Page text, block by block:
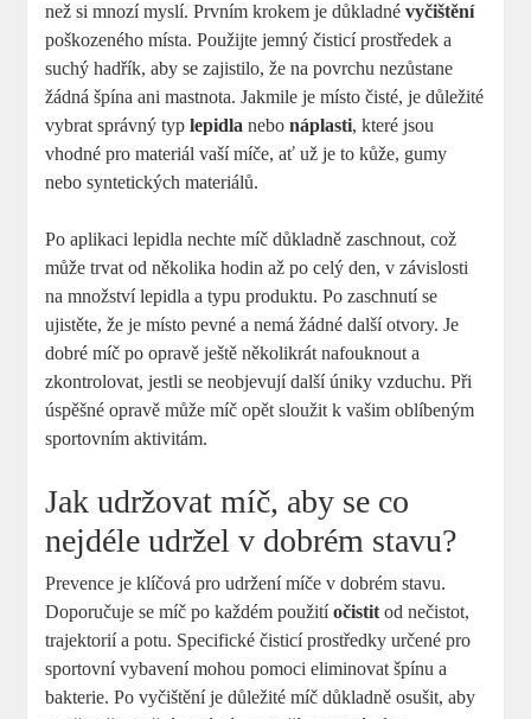
než si mnozí myslí. Prvním krokem je důkladnévyčištění
poškozeného místa. Použijte jemný čisticí prostředek a
suchý hadřík, aby se zajistilo, že na povrchu nezůstane
žádná špína ani mastnota. Jakmile je místo čisté, je důležité
vybrat správný typlepidla nebonáplasti, které jsou
vhodné pro materiál vaší míče, ať už je to kůže, gumy
nebo syntetických materiálů.
Po aplikaci lepidla nechte míč důkladně zaschnout, což
může trvat od několika hodin až po celý den, v závislosti
na množství lepidla a typu produktu. Po zaschnutí se
ujistěte, že je místo pevné a nemá žádné další otvory. Je
dobré míč po opravě ještě několikrát nafouknout a
zkontrolovat, jestli se neobjevují další úniky vzduchu. Při
úspěšné opravě může míč opět sloužit k vašim oblíbeným
sportovním aktivitám.
Jak udržovat míč, aby se co
nejdéle udržel v dobrém stavu?
Prevence je klíčová pro udržení míče v dobrém stavu.
Doporučuje se míč po každém použitíočistit od nečistot,
trajektorií a potu. Specifické čisticí prostředky určené pro
sportovní vybavení mohou pomoci eliminovat špínu a
bakterie. Po vyčištění je důležité míč důkladně osušit, aby